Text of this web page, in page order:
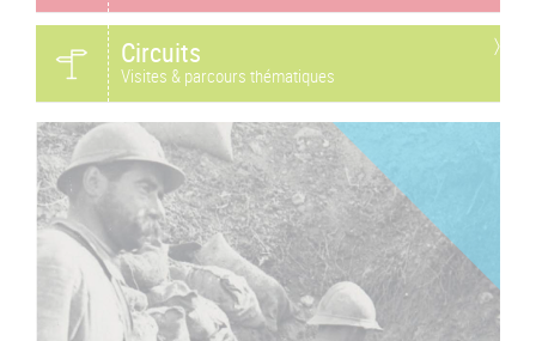
Circuits
Visites & parcours thématiques